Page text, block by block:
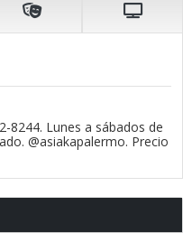
8244. Lunes a sábados de
@asiakapalermo. Precio